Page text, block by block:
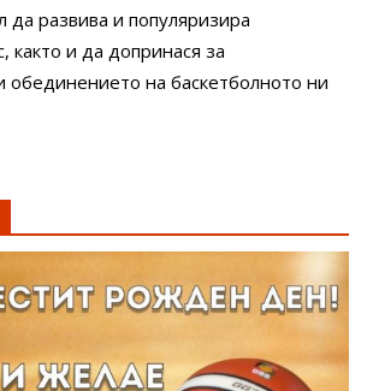
развива и популяризира
както и да допринася за
обединението на баскетболното ни